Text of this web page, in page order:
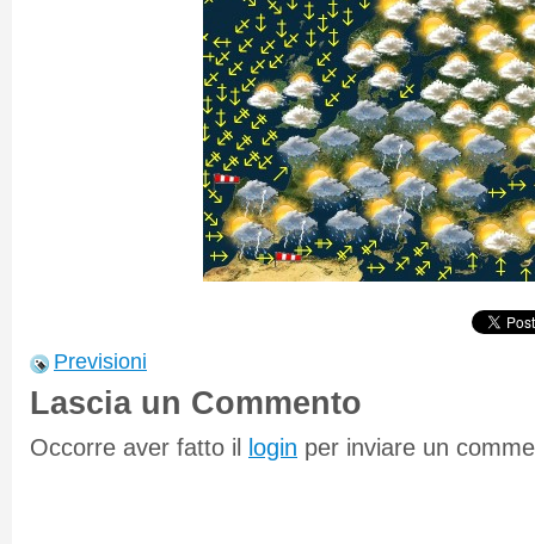
Previsioni
Lascia un Commento
Occorre aver fatto il login per inviare un